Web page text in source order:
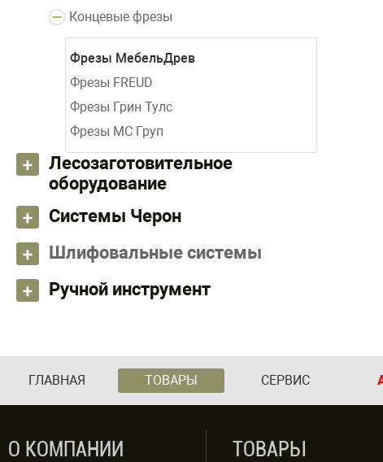
Концевые фрезы
Фрезы МебельДрев
Фрезы FREUD
Фрезы Грин Тулс
Фрезы МС Груп
Лесозаготовительное
оборудование
Системы Черон
Шлифовальные системы
Ручной инструмент
ГЛАВНАЯ ТОВАРЫ СЕРВИС
О КОМПАНИИ ТОВАРЫ